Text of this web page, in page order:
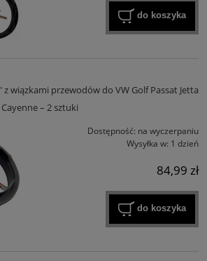
do koszyka
wiązkami przewodów do VW Golf Passat Jetta
– 2 sztuki
Dostępność: na wyczerpaniu
Wysyłka w: 1 dzień
84,99 zł
do koszyka